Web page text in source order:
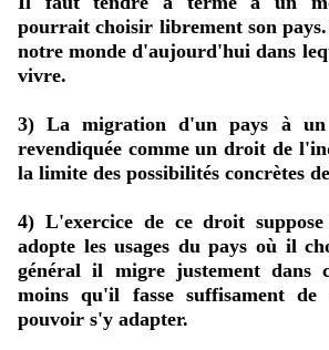
pourrait choisir librement son
notre monde d'aujourd'hui dans
vivre.
3) La migration d'un pays à
revendiquée comme un droit de
la limite des possibilités concrètes
4) L'exercice de ce droit
adopte les usages du pays où il
général il migre justement dans
moins qu'il fasse suffisament de
pouvoir s'y adapter.